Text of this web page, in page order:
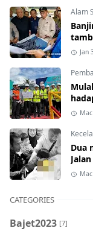
Alam
Jan
Dua
CATEGORIES
Bajet2023 [7]